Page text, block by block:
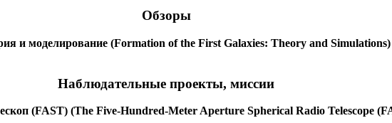
Обзоры
и моделирование (Formation of the First Galaxies: Theory and Simulations)
Наблюдательные проекты, миссии
(FAST) (The Five-Hundred-Meter Aperture Spherical Radio Telescope